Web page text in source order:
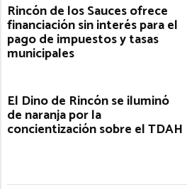
Rincón de los Sauces ofrece
financiación sin interés para el
pago de impuestos y tasas
municipales
El Dino de Rincón se iluminó
de naranja por la
concientización sobre el TDAH